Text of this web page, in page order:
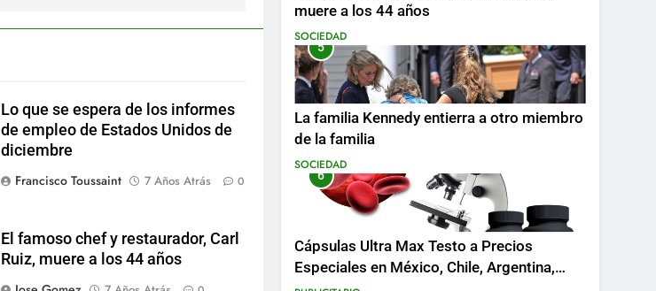
Lo que se espera de los informes
de empleo de Estados Unidos de
diciembre
Francisco Toussaint
7 Años Atrás 0
El famoso chef y restaurador, Carl
Ruiz, muere a los 44 años
muere a los 44 años
SOCIEDAD
5
La familia Kennedy entierra a otro miembro
de la familia
SOCIEDAD
6
Cápsulas Ultra Max Testo a Precios
Especiales en México, Chile, Argentina,